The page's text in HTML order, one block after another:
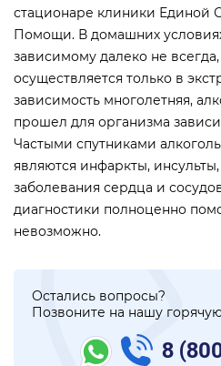
стационаре клиники Единой
Помощи. В домашних
зависимому далеко не
осуществляется только в
зависимость многолетняя,
прошел для организма
Частыми спутниками
являются инфаркты,
заболевания сердца и
диагностики полноценно
невозможно.
Остались вопросы?
Позвоните на нашу
8